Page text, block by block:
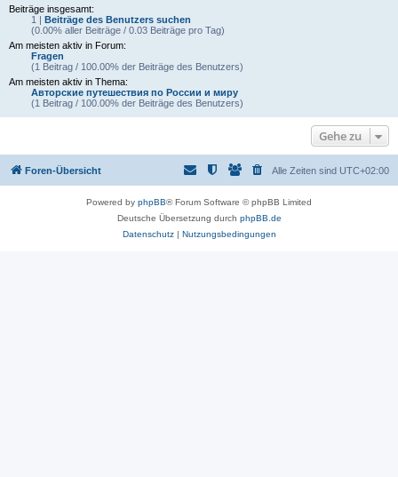
Beiträge insgesamt:
1 | Beiträge des Benutzers suchen
(0.00% aller Beiträge / 0.03 Beiträge pro Tag)
Am meisten aktiv in Forum:
Fragen
(1 Beitrag / 100.00% der Beiträge des Benutzers)
Am meisten aktiv in Thema:
Авторские путешествия по России и миру
(1 Beitrag / 100.00% der Beiträge des Benutzers)
Gehe zu
Foren-Übersicht Alle Zeiten sind UTC+02:00
Powered by phpBB® Forum Software © phpBB Limited
Deutsche Übersetzung durch phpBB.de
Datenschutz| Nutzungsbedingungen